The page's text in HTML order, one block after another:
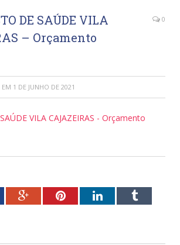
DE SAÚDE VILA
– Orçamento
0
EM 1 DE JUNHO DE 2021
VILA CAJAZEIRAS - Orçamento
Google+PinterestLinkedInTumblr